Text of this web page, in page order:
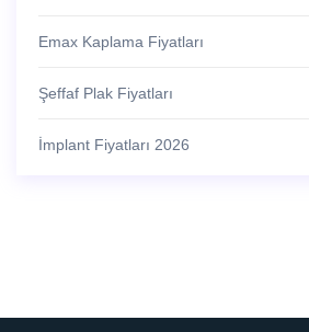
Emax Kaplama Fiyatları
Şeffaf Plak Fiyatları
İmplant Fiyatları 2026